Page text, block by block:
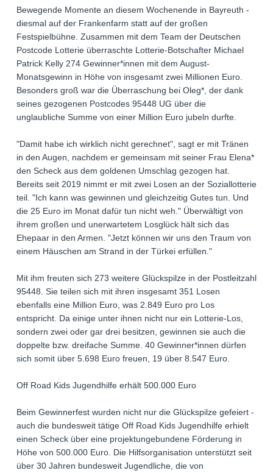
Bewegende Momente an diesem Wochenende in Bayreuth -
diesmal auf der Frankenfarm statt auf der großen
Festspielbühne. Zusammen mit dem Team der Deutschen
Postcode Lotterie überraschte Lotterie-Botschafter Michael
Patrick Kelly 274 Gewinner*innen mit dem August-
Monatsgewinn in Höhe von insgesamt zwei Millionen Euro.
Besonders groß war die Überraschung bei Oleg*, der dank
seines gezogenen Postcodes 95448 UG über die
unglaubliche Summe von einer Million Euro jubeln durfte.
"Damit habe ich wirklich nicht gerechnet", sagt er mit Tränen
in den Augen, nachdem er gemeinsam mit seiner Frau Elena*
den Scheck aus dem goldenen Umschlag gezogen hat.
Bereits seit 2019 nimmt er mit zwei Losen an der Soziallotterie
teil. "Ich kann was gewinnen und gleichzeitig Gutes tun. Und
die 25 Euro im Monat dafür tun nicht weh." Überwältigt von
ihrem großen und unerwartetem Losglück hält sich das
Ehepaar in den Armen. "Jetzt können wir uns den Traum von
einem Häuschen am Strand in der Türkei erfüllen."
Mit ihm freuten sich 273 weitere Glückspilze in der Postleitzahl
95448. Sie teilen sich mit ihren insgesamt 351 Losen
ebenfalls eine Million Euro, was 2.849 Euro pro Los
entspricht. Da einige unter ihnen nicht nur ein Lotterie-Los,
sondern zwei oder gar drei besitzen, gewinnen sie auch die
doppelte bzw. dreifache Summe. 40 Gewinner*innen dürfen
sich somit über 5.698 Euro freuen, 19 über 8.547 Euro.
Off Road Kids Jugendhilfe erhält 500.000 Euro
Beim Gewinnerfest wurden nicht nur die Glückspilze gefeiert -
auch die bundesweit tätige Off Road Kids Jugendhilfe erhielt
einen Scheck über eine projektungebundene Förderung in
Höhe von 500.000 Euro. Die Hilfsorganisation unterstützt seit
über 30 Jahren bundesweit Jugendliche, die von